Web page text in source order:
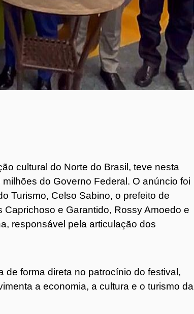
cultural do Norte do Brasil, teve nesta
do Governo Federal. O anúncio foi
Turismo, Celso Sabino, o prefeito de
e Garantido, Rossy Amoedo e
responsável pela articulação dos
forma direta no patrocínio do festival,
a economia, a cultura e o turismo da